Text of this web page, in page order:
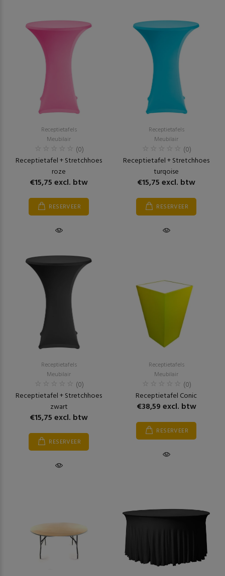
Receptietafels
Meubilair
(0)
Receptietafel + Stretchhoes
roze
€15,75 excl. btw
RESERVEER
Receptietafels
Meubilair
(0)
Receptietafel + Stretchhoes
turqoise
€15,75 excl. btw
RESERVEER
Receptietafels
Meubilair
(0)
Receptietafel + Stretchhoes
zwart
€15,75 excl. btw
RESERVEER
Receptietafels
Meubilair
(0)
Receptietafel Conic
€38,59 excl. btw
RESERVEER